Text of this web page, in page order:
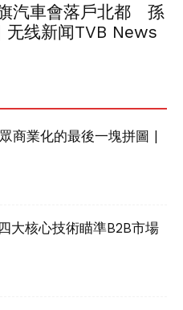
汽車會落戶北都 孫
无线新闻TVB News
商業化的最後一塊拼圖 |
大核心技術瞄準B2B市場